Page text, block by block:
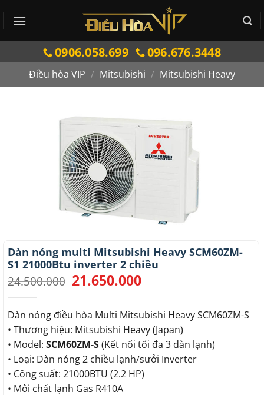
qua
0906.058.699 096.676.3448
Điều hòa VIP / Mitsubishi / Mitsubishi Heavy
Dàn nóng multi Mitsubishi Heavy SCM60ZM-
S1 21000Btu inverter 2 chiều
24.500.000 Giá
gốc
24.500.000.
21.650.000Giá
là:
21.650.000.
Dàn nóng điều hòa Multi Mitsubishi Heavy SCM60ZM-S
• Thương hiệu: Mitsubishi Heavy (Japan)
• Model: SCM60ZM-S(Kết nối tối đa 3 dàn lạnh)
• Loại: Dàn nóng 2 chiều lạnh/sưởi Inverter
• Công suất: 21000BTU (2.2 HP)
• Môi chất lạnh Gas R410A